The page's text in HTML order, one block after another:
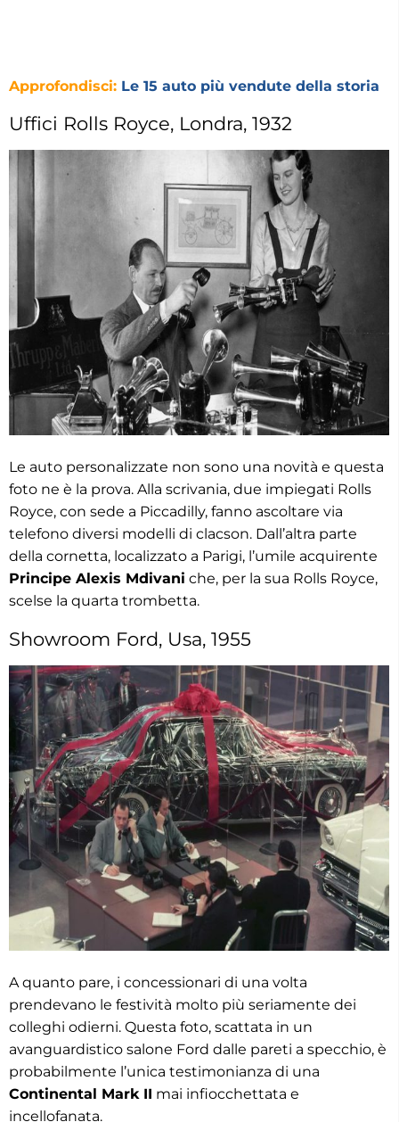
Approfondisci: Le 15 auto più vendute della storia
Uffici Rolls Royce, Londra, 1932
Le auto personalizzate non sono una novità e questa
foto ne è la prova. Alla scrivania, due impiegati Rolls
Royce, con sede a Piccadilly, fanno ascoltare via
telefono diversi modelli di clacson. Dall’altra parte
della cornetta, localizzato a Parigi, l’umile acquirente
Principe Alexis Mdivani che, per la sua Rolls Royce,
scelse la quarta trombetta.
Showroom Ford, Usa, 1955
A quanto pare, i concessionari di una volta
prendevano le festività molto più seriamente dei
colleghi odierni. Questa foto, scattata in un
avanguardistico salone Ford dalle pareti a specchio, è
probabilmente l’unica testimonianza di una
Continental Mark II mai infiocchettata e
incellofanata.